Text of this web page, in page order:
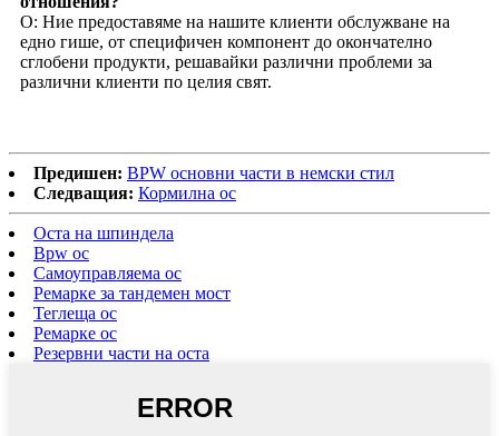
О: Ние предоставяме на нашите клиенти обслужване на
едно гише, от специфичен компонент до окончателно
сглобени продукти, решавайки различни проблеми за
различни клиенти по целия свят.
Предишен: BPW основни части в немски стил
Следващия: Кормилна ос
Оста на шпиндела
Bpw ос
Самоуправляема ос
Ремарке за тандемен мост
Теглеща ос
Ремарке ос
Резервни части на оста